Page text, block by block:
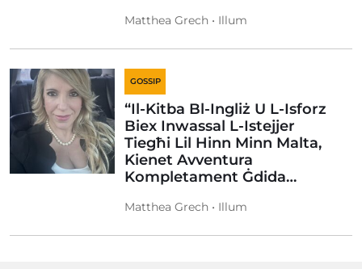
Matthea Grech • Illum
GOSSIP
“Il-Kitba Bl-Ingliż U L-Isforz
Biex Inwassal L-Istejjer
Tiegħi Lil Hinn Minn Malta,
Kienet Avventura
Kompletament Ġdida…
Matthea Grech • Illum